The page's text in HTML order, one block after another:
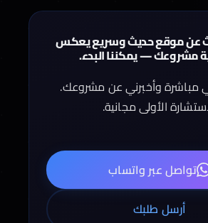
عن موقع حديث وسريع يعكس
مشروعك — يمكننا البدء.
مباشرة وأخبرني عن مشروعك.
الأولى مجانية.
تواصل عبر واتساب
أرسل طلبك